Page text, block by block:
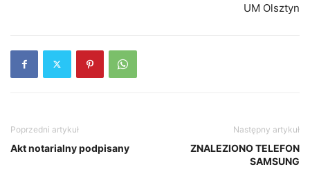
UM Olsztyn
Poprzedni artykuł
Akt notarialny podpisany
Następny artykuł
ZNALEZIONO TELEFON
SAMSUNG